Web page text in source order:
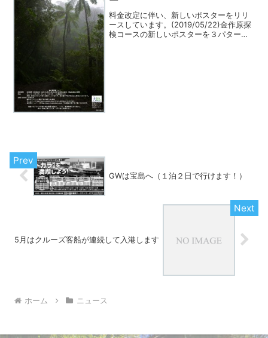
料金改定に伴い、新しいポスターをリリ
ースしています。(2019/05/22)金作原探
検コースの新しいポスターを３パターン
GWは宝島へ（１泊２日で行けます！）
5月はクルーズ客船が連続して入港します
ホーム ニュース